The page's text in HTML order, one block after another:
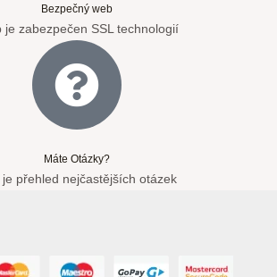
Bezpečný web
je zabezpečen SSL technologií
Máte Otázky?
přehled nejčastějších otázek